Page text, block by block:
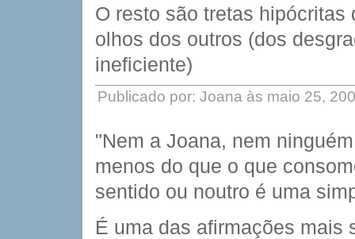
O resto são tretas
olhos dos outros (dos
ineficiente)
Publicado por: Joana às maio 25,
"Nem a Joana, nem
menos do que o que
sentido ou noutro é uma
É uma das afirmações mais